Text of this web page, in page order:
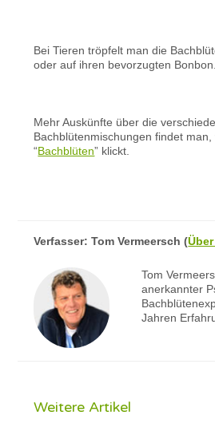
Bei Tieren tröpfelt man die
oder auf ihren bevorzugten Bonbon.
Mehr Auskünfte über die
Bachblütenmischungen findet
“Bachblüten” klickt.
Verfasser:Tom Vermeersch (
Tom
anerkannter
Jahren
Weitere Artikel